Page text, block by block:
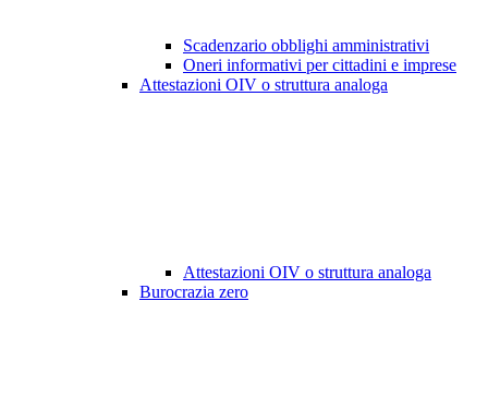
Scadenzario obblighi amministrativi
Oneri informativi per cittadini e imprese
Attestazioni OIV o struttura analoga
Attestazioni OIV o struttura analoga
Burocrazia zero